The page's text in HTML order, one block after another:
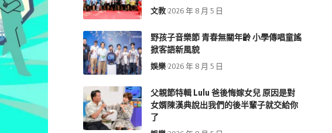
文教 2026 年 8 月 5 日
野孩子音樂節 青春無關年齡 小學傳唱童謠
掀客語新風貌
娛樂 2026 年 8 月 5 日
父親節特輯 Lulu 爸後悔嫁女兒 原因是對
女婿陳漢典說出我們的後半輩子就交給你
了